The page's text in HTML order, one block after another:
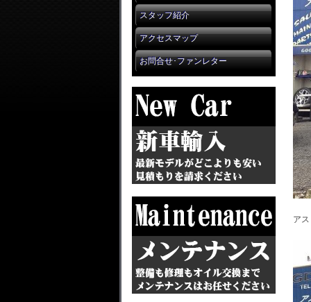
スタッフ紹介
アクセスマップ
お問合せ･ファンレター
ア